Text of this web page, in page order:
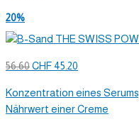
20%
56.60CHF 45.20
Konzentration eines Serums,
Nährwert einer Creme